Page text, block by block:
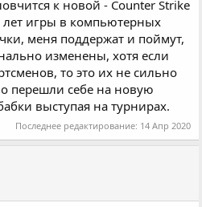
к новой - Counter Strike
лет игры в компьютерных
меня поддержат и поймут,
изменены, хотя если
то это их не сильно
перешли себе на новую
выступая на турнирах.
Последнее редактирование: 14 Апр 2020